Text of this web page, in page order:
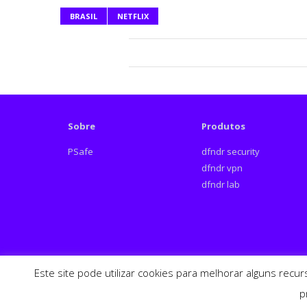
BRASIL NETFLIX
Sobre
PSafe
Produtos
dfndr security
dfndr vpn
dfndr lab
Este site pode utilizar cookies para melhorar alguns